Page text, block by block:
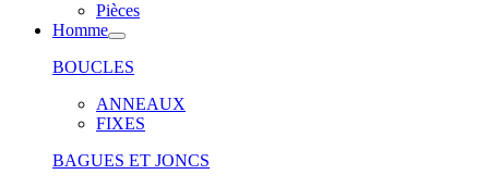
Pièces
Homme
BOUCLES
ANNEAUX
FIXES
BAGUES ET JONCS